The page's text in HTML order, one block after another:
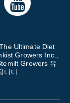
Ultimate Diet
Growers Inc.,
Growers 유
니다.